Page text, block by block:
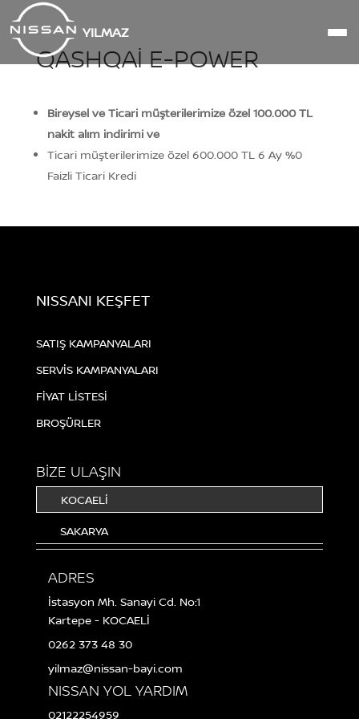
YILMAZ
QASHQAI E-POWER
Bireysel ve Ticari müşterilerimize özel 100.000 TL
nakit alım indirimi ve
Ticari müşterilerimize özel 600.000 TL 6 Ay %0
Faizli Ticari Kredi
NISSANI KEŞFET
SATIŞ KAMPANYALARI
SERVİS KAMPANYALARI
FİYAT LİSTESİ
BROŞÜRLER
BİZE ULAŞIN
KOCAELİ
SAKARYA
ADRES
İstasyon Mh. Sanayi Cd. No:1
Kartepe - KOCAELİ
0262 373 48 30
yilmaz@nissan-bayi.com
NISSAN YOL YARDIM
02122254959